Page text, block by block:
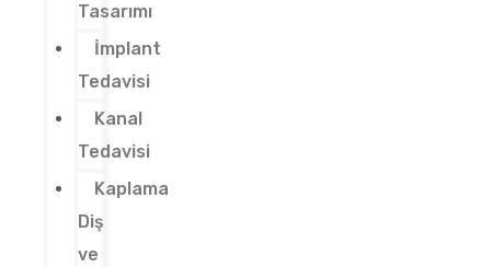
Tasarımı
İmplant
Tedavisi
Kanal
Tedavisi
Kaplama
Diş
ve